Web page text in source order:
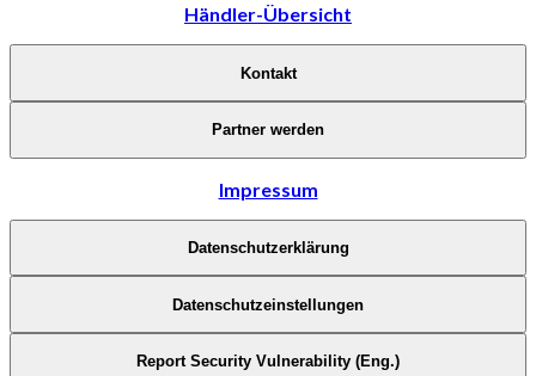
Händler-Übersicht
Kontakt
Partner werden
Impressum
Datenschutzerklärung
Datenschutzeinstellungen
Report Security Vulnerability (Eng.)